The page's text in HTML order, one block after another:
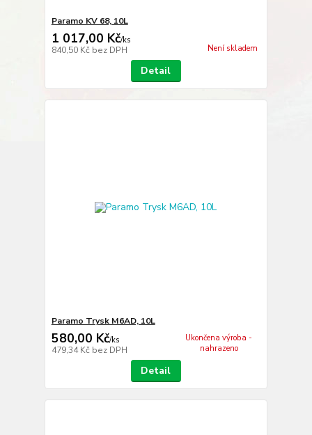
Paramo KV 68, 10L
1 017,00 Kč/ks
840,50 Kč bez DPH Není skladem
Detail
Paramo Trysk M6AD, 10L
580,00 Kč/ks
479,34 Kč bez DPH
Ukončena výroba -
nahrazeno
Detail